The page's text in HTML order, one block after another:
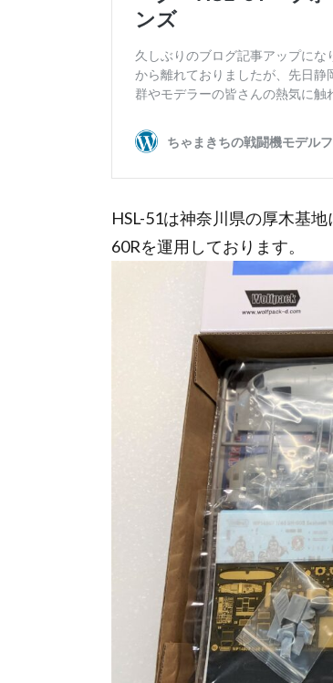
HSL-51は神奈川県の厚木基
60Rを運用しております。